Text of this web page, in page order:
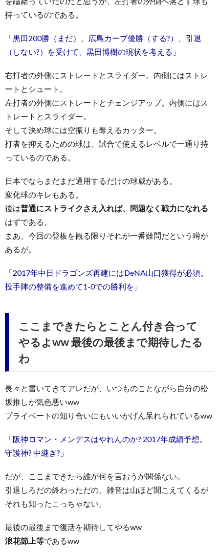
持っているのである。
「黒田200勝（まだ）、広島カープ優勝（する?）、引退
（しない?）を受けて、黒田博樹の現状を考える」
右打者の外側にストレートとスライダー。内側にはストレ
ートとシュート。
左打者の外側にストレートとチェンジアップ。内側にはス
トレートとスライダー。
そして決め球には空振りも奪えるカッター。
打者を抑えるための球は、試合で使えるレベルで一通り持
っているのである。
日本でならまだまだ通用するだけの球威がある。
変化球のキレもある。
後は普通にストライクさえ入れば、問題なく戦力になれる
はずである。
まあ、今回の登板を観る限りそれが一番難問だという噂が
あるが。
「2017年中日ドラゴンズ再建にはDeNA山口獲得が必須。
投手陣の整備を進めて1-0での勝利を」
ここまできたらとことん付き合って
やるよww 最後の最後まで期待したる
わ
長々と書いてきてアレだが、いつものことながら自分の松
坂推しが気色悪いww
プライベートの知り合いにもいいかげん呆れられているww
「阪神ロマン・メンデスはやれんのか? 2017年成績予想。
守護神? 中継ぎ?」
だが、ここまできたら誰が何を言おうが関係ない。
引退しろだの終わっただの、雑音は山ほど聞こえてくるが
それも知ったこっちゃない。
最後の最後まで復活を期待してやるww
浪花節上等であるww